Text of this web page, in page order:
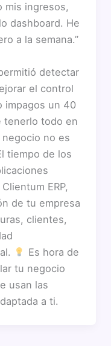
mis ingresos,
dashboard. He
a la semana.”
detectar
el control
impagos un 40
tenerlo todo en
no es
tiempo de los
ERP,
de tu empresa
clientes,
Es hora de
tu negocio
usan las
a ti.